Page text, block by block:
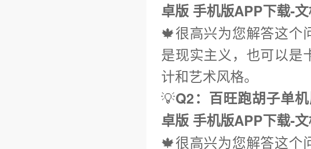
卓版 手机版APP下载-
🍁很高兴为您解答这个
是现实主义，也可以是
计和艺术风格。
💡Q2：百旺跑胡子单
卓版 手机版APP下载-
🍁很高兴为您解答这个